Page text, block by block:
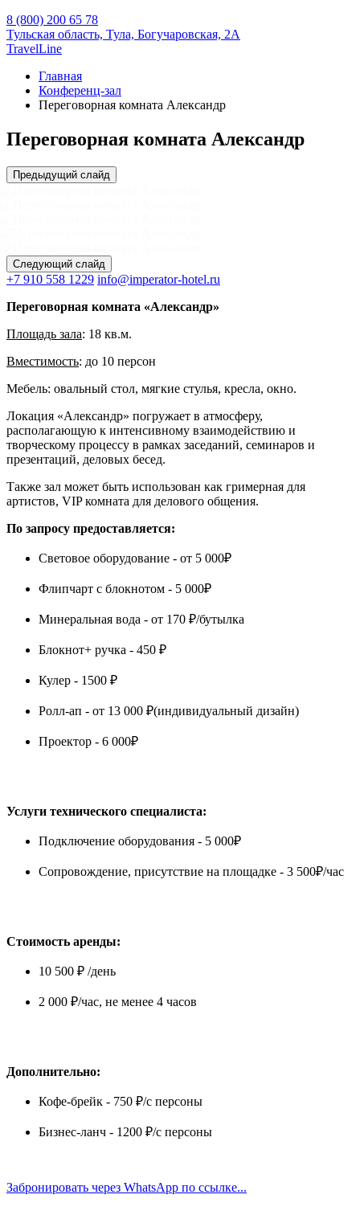
8 (800) 200 65 78
Тульская область, Тула, Богучаровская, 2А
TravelLine
Главная
Конференц-зал
Переговорная комната Александр
Переговорная комната Александр
Предыдущий слайд
Следующий слайд
+7 910 558 1229 info@imperator-hotel.ru
Переговорная комната «Александр»
Площадь зала: 18 кв.м.
Вместимость: до 10 персон
Мебель: овальный стол, мягкие стулья, кресла, окно.
Локация «Александр» погружает в атмосферу,
располагающую к интенсивному взаимодействию и
творческому процессу в рамках заседаний, семинаров и
презентаций, деловых бесед.
Также зал может быть использован как гримерная для
артистов, VIP комната для делового общения.
По запросу предоставляется:
Световое оборудование - от 5 000₽
Флипчарт с блокнотом - 5 000₽
Минеральная вода - от 170 ₽/бутылка
Блокнот+ ручка - 450 ₽
Кулер - 1500 ₽
Ролл-ап - от 13 000 ₽(индивидуальный дизайн)
Проектор - 6 000₽
Услуги технического специалиста:
Подключение оборудования - 5 000₽
Сопровождение, присутствие на площадке - 3 500₽/час
Стоимость аренды:
10 500 ₽ /день
2 000 ₽/час, не менее 4 часов
Дополнительно:
Кофе-брейк - 750 ₽/с персоны
Бизнес-ланч - 1200 ₽/с персоны
Забронировать через WhatsApp по ссылке...